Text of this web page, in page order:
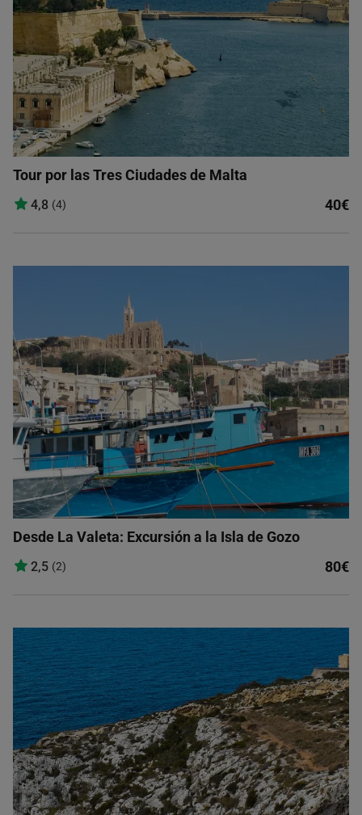
Tour por las Tres Ciudades de Malta
4,8 (4) 40€
Desde La Valeta: Excursión a la Isla de Gozo
2,5 (2) 80€